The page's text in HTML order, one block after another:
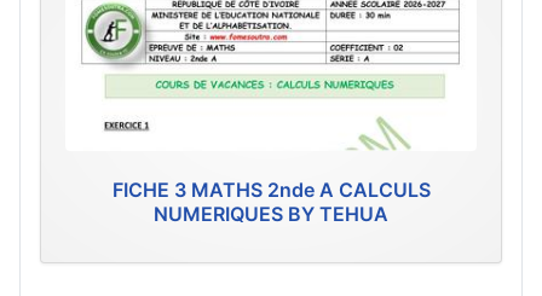
FICHE 3 MATHS 2nde A CALCULS
NUMERIQUES BY TEHUA